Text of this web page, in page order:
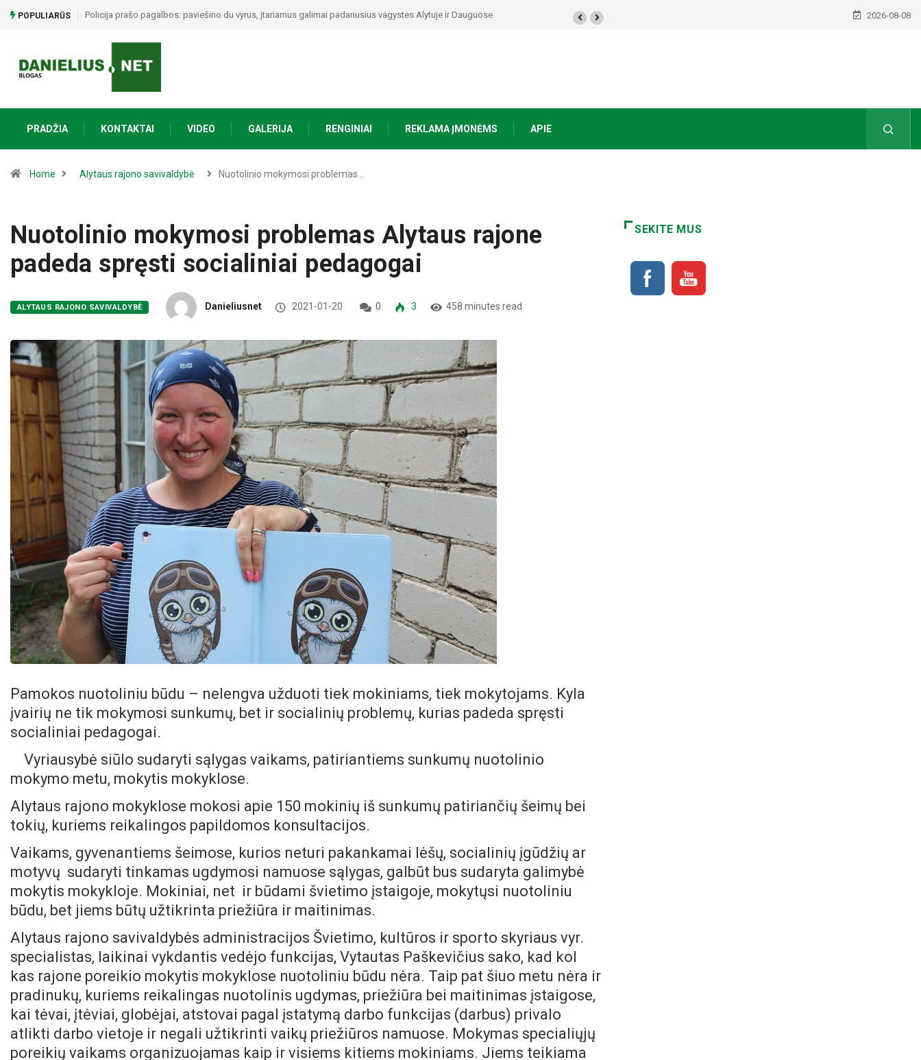
POPULIARŪS Policija prašo pagalbos: paviešino du vyrus, įtariamus galimai padariusius vagystes Alytuje ir Dauguose 2026-08-08
PRADŽIA KONTAKTAI VIDEO GALERIJA RENGINIAI REKLAMA ĮMONĖMS APIE
Home Alytaus rajono savivaldybė Nuotolinio mokymosi problemas…
Nuotolinio mokymosi problemas Alytaus rajone
padeda spręsti socialiniai pedagogai
ALYTAUS RAJONO SAVIVALDYBĖ Danieliusnet 2021-01-20 0 3 458 minutes read
Pamokos nuotoliniu būdu – nelengva užduoti tiek mokiniams, tiek mokytojams. Kyla
įvairių ne tik mokymosi sunkumų, bet ir socialinių problemų, kurias padeda spręsti
socialiniai pedagogai.
Vyriausybė siūlo sudaryti sąlygas vaikams, patiriantiems sunkumų nuotolinio
mokymo metu, mokytis mokyklose.
Alytaus rajono mokyklose mokosi apie 150 mokinių iš sunkumų patiriančių šeimų bei
tokių, kuriems reikalingos papildomos konsultacijos.
Vaikams, gyvenantiems šeimose, kurios neturi pakankamai lėšų, socialinių įgūdžių ar
motyvų sudaryti tinkamas ugdymosi namuose sąlygas, galbūt bus sudaryta galimybė
mokytis mokykloje. Mokiniai, net ir būdami švietimo įstaigoje, mokytųsi nuotoliniu
būdu, bet jiems būtų užtikrinta priežiūra ir maitinimas.
Alytaus rajono savivaldybės administracijos Švietimo, kultūros ir sporto skyriaus vyr.
specialistas, laikinai vykdantis vedėjo funkcijas, Vytautas Paškevičius sako, kad kol
kas rajone poreikio mokytis mokyklose nuotoliniu būdu nėra. Taip pat šiuo metu nėra ir
pradinukų, kuriems reikalingas nuotolinis ugdymas, priežiūra bei maitinimas įstaigose,
kai tėvai, įtėviai, globėjai, atstovai pagal įstatymą darbo funkcijas (darbus) privalo
atlikti darbo vietoje ir negali užtikrinti vaikų priežiūros namuose. Mokymas specialiųjų
poreikių vaikams organizuojamas kaip ir visiems kitiems mokiniams. Jiems teikiama
SEKITE MUS